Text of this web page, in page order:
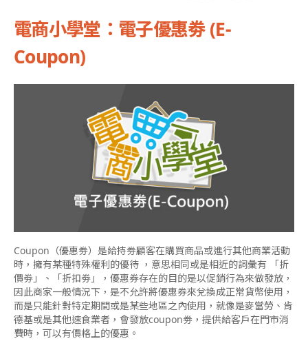
電商小學堂：電子優惠劵 (E-
Coupon)
Coupon（優惠劵）是給持劵顧客在購買商品或進行其他商業活動
時，擁有某種特殊權利的優待 ，意思相同或是相近的詞彙有 「折
價劵」、「折扣劵」，優惠券存在的目的是以促銷行為來做發放，
因此商家一般情況下，是不允許將優惠券來兌換成正常貨幣使用，
而是只能針對特定期間或是某些地區之內使用，就像是麥當勞、肯
德基或是其他速食業者，會發放coupon劵，提供給客戶在門市消
費時，可以有價格上的優惠。